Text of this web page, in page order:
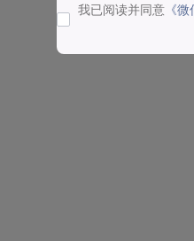
我已阅读并同意 《